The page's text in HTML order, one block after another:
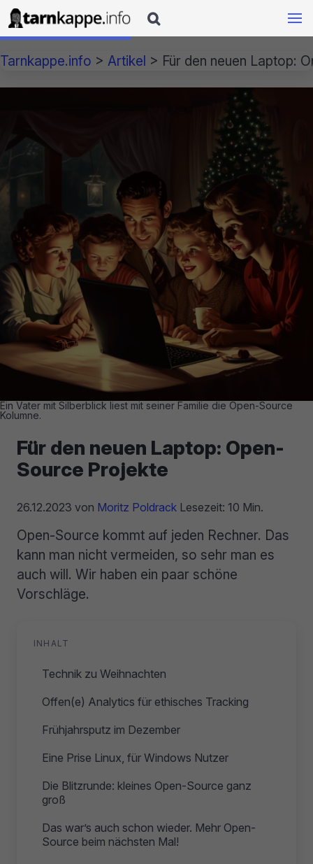

Tarnkappe.info > Artikel > Für den neuen Laptop:
Ein Vater mit Silberblick liest mit seiner Familie die Open-Source
Kolumne.
Für den neuen Laptop: Open-
Source Projekte
26.12.2023 von Moritz Poldrack Lesezeit: 10 Min.
Open-Source kommt auf jeden Rechner. Das
kann man nicht vermeiden, so sehr man es
auch will. Wir haben ein paar schöne
Vorschläge.
INHALT
Technik zu Weihnachten
Offen(e) Analytics für ethisches Tracking
Frühjahrsputz im Dezember
Eine Prise Linux, für Windows Nutzer
Die Blitzrunde: kleines Open-Source ganz
groß
Das war’s auch schon wieder. Mehr Open-
Source beim nächsten Mal!